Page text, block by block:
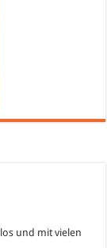
und mit vielen